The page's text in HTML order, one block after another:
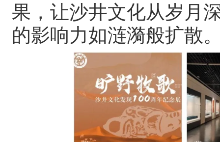
果，让沙井文化从岁月
的影响力如涟漪般扩散